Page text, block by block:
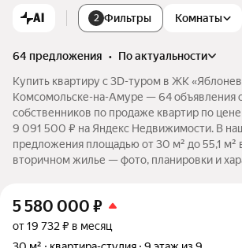
AI 2 Фильтры Комнаты
64 предложения •
по актуальности
Купить квартиру c 3D-туром в ЖК
Комсомольске-на-Амуре — 64 объявления
собственников по продаже квартир по
9 091 500 ₽ на Яндекс Недвижимости. В
предложения площадью от 30 м² до 55,1 м²
вторичном жилье — фото, планировки и
5 580 000 ₽
от 19 732 ₽ в месяц